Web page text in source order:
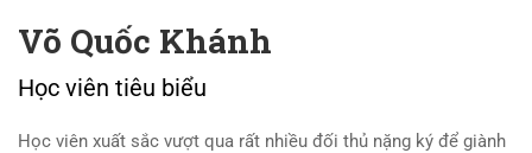
Võ Quốc Khánh
Học viên tiêu biểu
Học viên xuất sắc vượt qua rất nhiều đối thủ nặng ký để giành